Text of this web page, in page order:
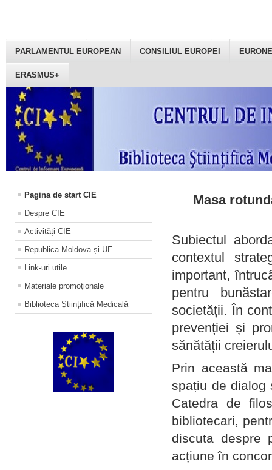
PARLAMENTUL EUROPEAN CONSILIUL EUROPEI
ERASMUS+
Pagina de start CIE
Despre CIE
Activități CIE
Republica Moldova și UE
Link-uri utile
Materiale promoţionale
Biblioteca Științifică Medicală
Masa
Subiectul
contextul
important,
pentru
societății. În
prevenției și
sănătății
Prin această
spațiu de dialog
Catedra de
bibliotecari,
discuta despre
acțiune în